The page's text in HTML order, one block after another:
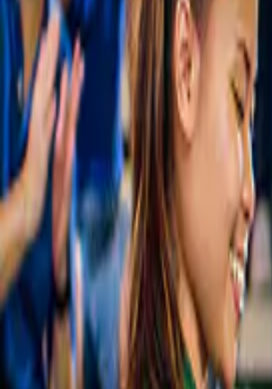
Erlebnis „Japanisches Bogenschießen“ –
Burg Hiroshima, Sharaku
Neu Workshops
7.150 ¥
Kostenlose Stornierung
Slide 1 of 1, Shinkansen train at a station
platform in Japan.